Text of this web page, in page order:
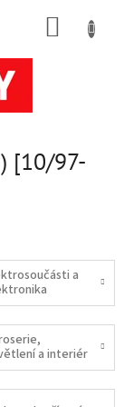
[10/97-
a
a interiér